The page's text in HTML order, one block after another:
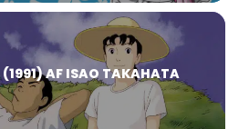
(1991) AF ISAO TAKAHATA